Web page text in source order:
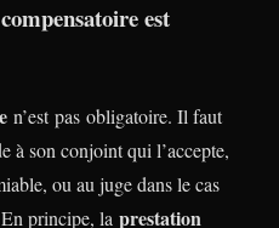
est
n’est pas obligatoire. Il faut
à son conjoint qui l’accepte,
ou au juge dans le cas
principe, la prestation